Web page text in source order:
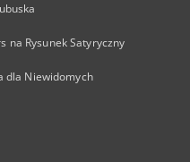
na Rysunek Satyryczny
dla Niewidomych